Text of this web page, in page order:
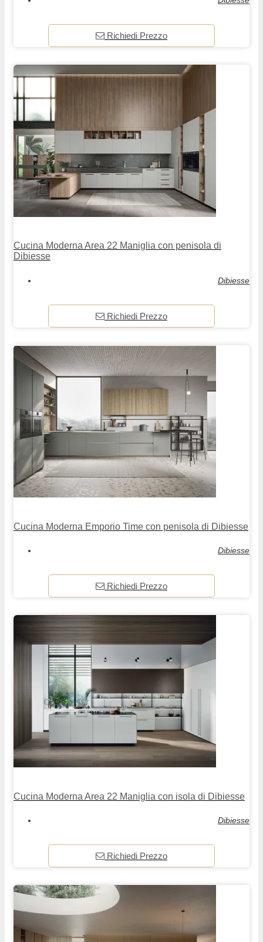
Richiedi Prezzo
Cucina Moderna Area 22 Maniglia con penisola di
Dibiesse
Dibiesse
Richiedi Prezzo
Cucina Moderna Emporio Time con penisola di Dibiesse
Dibiesse
Richiedi Prezzo
Cucina Moderna Area 22 Maniglia con isola di Dibiesse
Dibiesse
Richiedi Prezzo